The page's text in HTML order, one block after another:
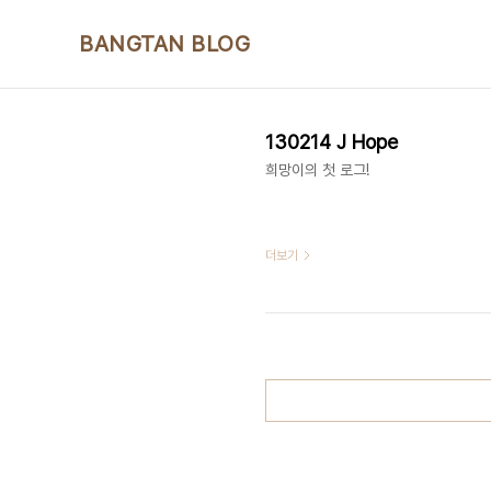
BANGTAN BLOG
130214 J Hope
희망이의 첫 로그!
더보기